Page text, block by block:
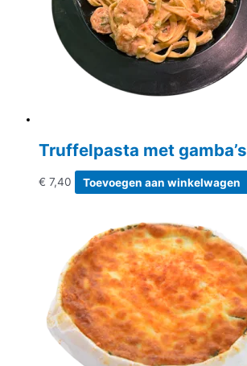
Truffelpasta met gamba’s
€ 7,40 Toevoegen aan winkelwagen